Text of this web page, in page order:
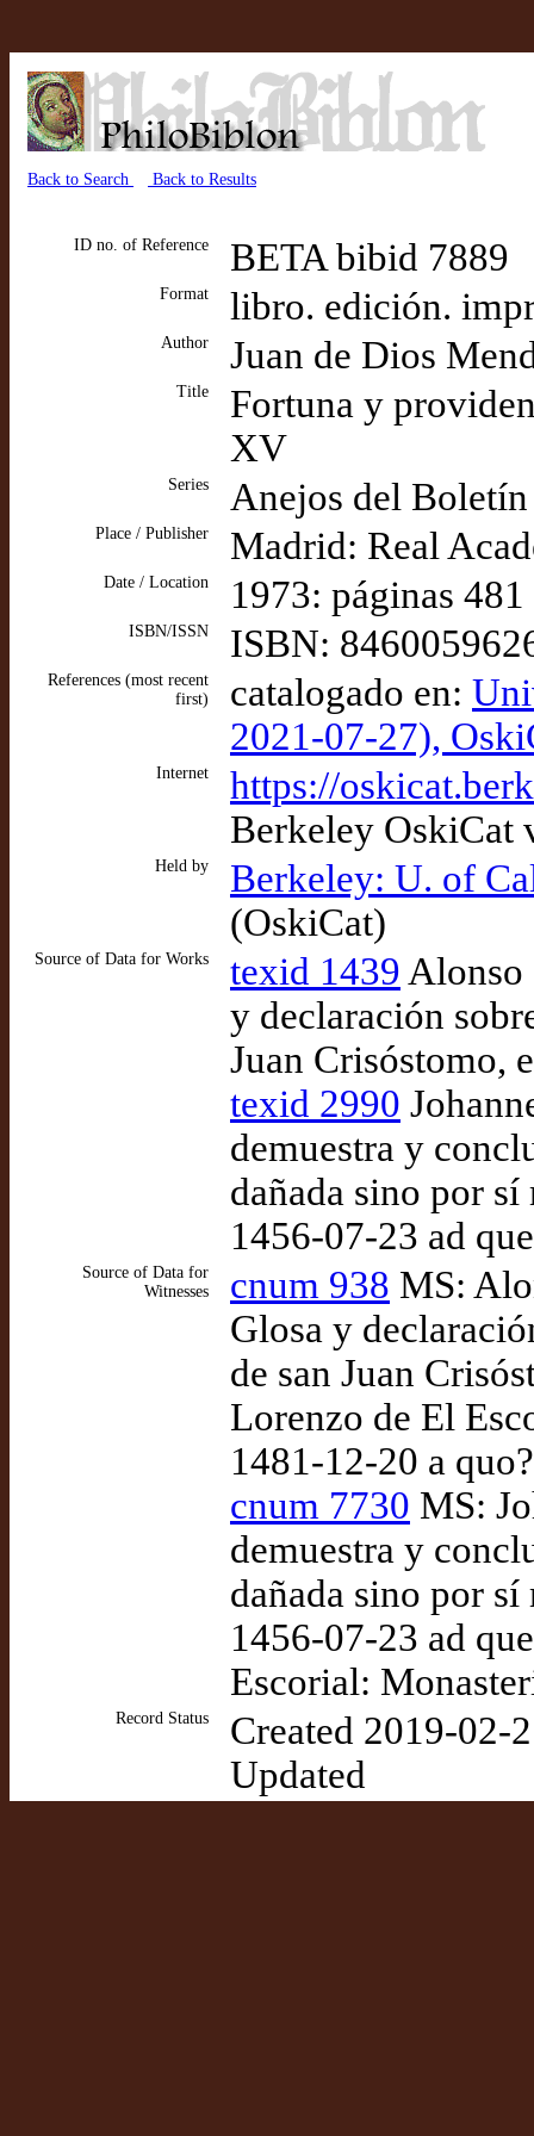
Back to Search Back to Results
ID no. of Reference BETA bibid 7889
Format libro. edición.
Author Juan de Dios
Title
Fortuna y
XV
Series Anejos del
Place / Publisher Madrid: Real
Date / Location 1973: páginas 481
ISBN/ISSN ISBN:
References (most recent
first)
catalogado en:
2021-07-27),
Internet
https://
Berkeley OskiCat
Held by
Berkeley: U. of
(OskiCat)
Source of Data for Works texid 1439 Alonso
y declaración
Juan Crisóstomo,
texid 2990
demuestra y
dañada sino por
1456-07-23 ad
Source of Data for
Witnesses
cnum 938 MS:
Glosa y
de san Juan
Lorenzo de El
1481-12-20 a quo?
cnum 7730 MS:
demuestra y
dañada sino por
1456-07-23 ad
Escorial:
Record Status
Created 2019-02-
Updated